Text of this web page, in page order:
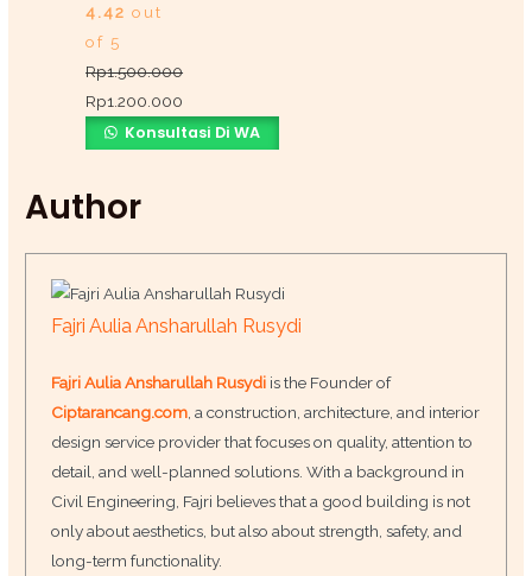
4.42 out
of 5
Rp1.500.000
Rp1.200.000
Konsultasi Di WA
Author
Fajri Aulia Ansharullah Rusydi
Fajri Aulia Ansharullah Rusydiis the Founder of
Ciptarancang.com, a construction, architecture, and interior
design service provider that focuses on quality, attention to
detail, and well-planned solutions. With a background in
Civil Engineering, Fajri believes that a good building is not
only about aesthetics, but also about strength, safety, and
long-term functionality.